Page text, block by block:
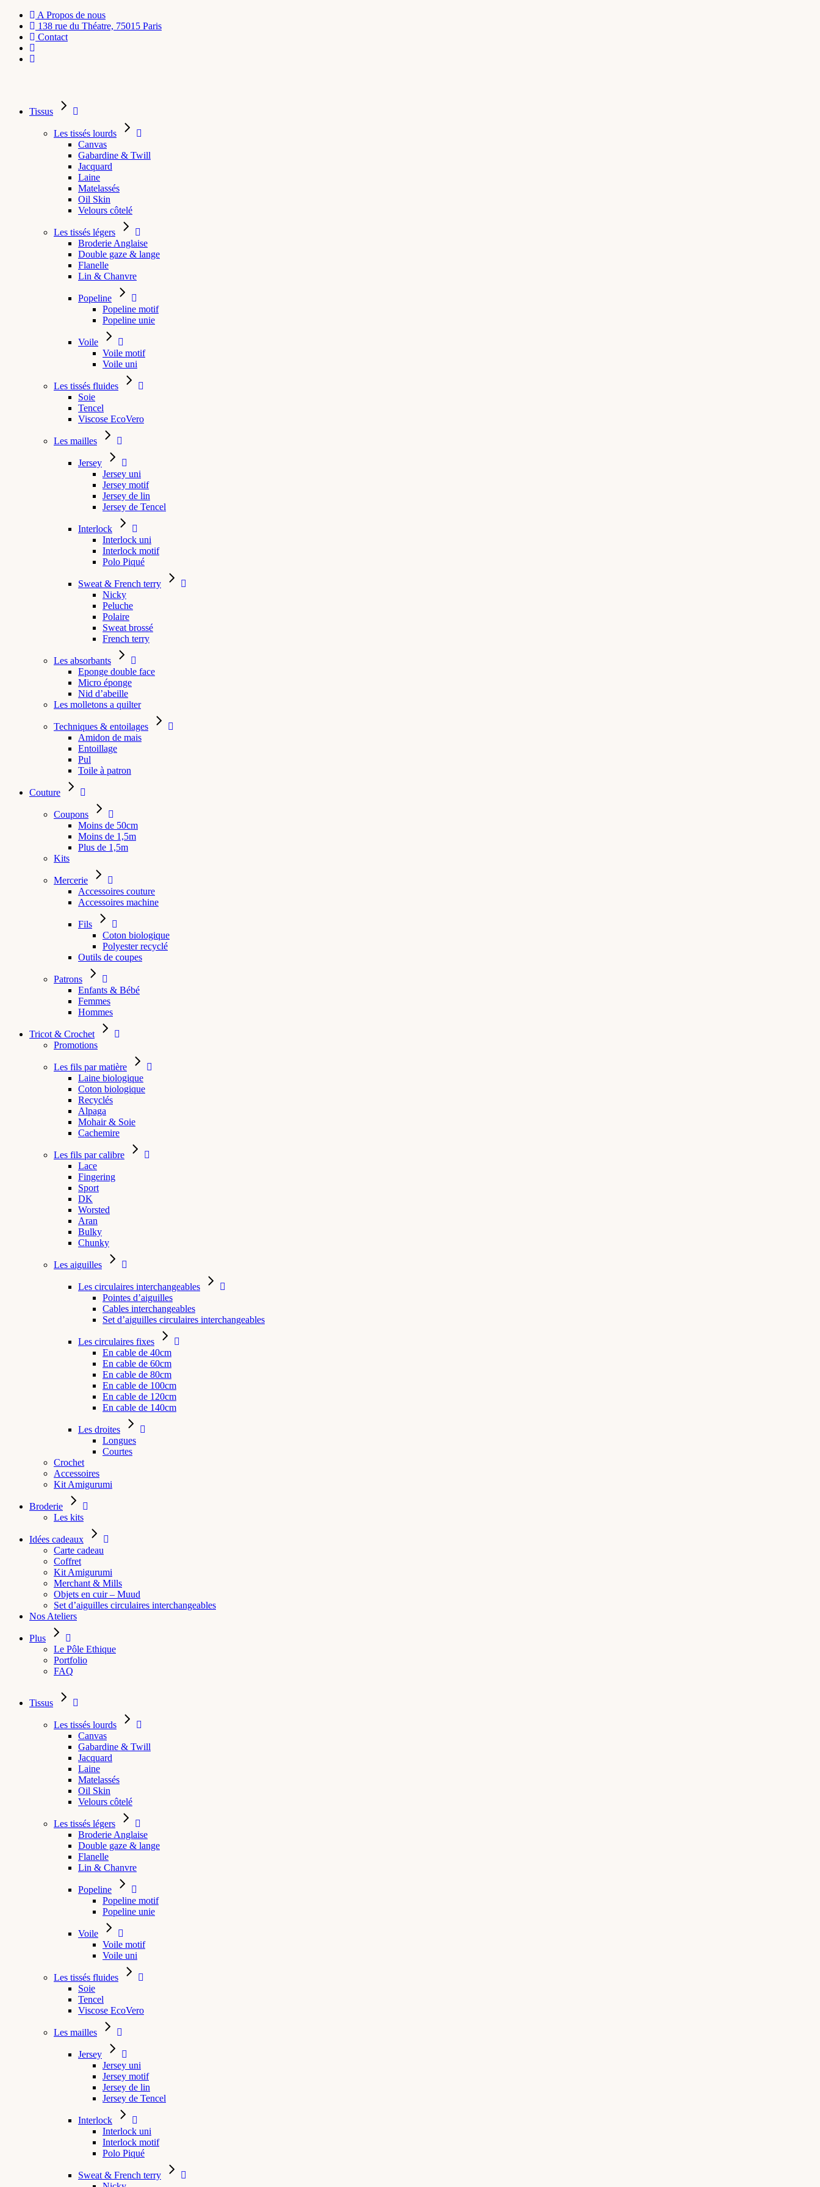
A Propos de nous
138 rue du Théatre, 75015 Paris
Contact
Tissus
Les tissés lourds
Canvas
Gabardine & Twill
Jacquard
Laine
Matelassés
Oil Skin
Velours côtelé
Les tissés légers
Broderie Anglaise
Double gaze & lange
Flanelle
Lin & Chanvre
Popeline
Popeline motif
Popeline unie
Voile
Voile motif
Voile uni
Les tissés fluides
Soie
Tencel
Viscose EcoVero
Les mailles
Jersey
Jersey uni
Jersey motif
Jersey de lin
Jersey de Tencel
Interlock
Interlock uni
Interlock motif
Polo Piqué
Sweat & French terry
Nicky
Peluche
Polaire
Sweat brossé
French terry
Les absorbants
Eponge double face
Micro éponge
Nid d’abeille
Les molletons a quilter
Techniques & entoilages
Amidon de mais
Entoillage
Pul
Toile à patron
Couture
Coupons
Moins de 50cm
Moins de 1,5m
Plus de 1,5m
Kits
Mercerie
Accessoires couture
Accessoires machine
Fils
Coton biologique
Polyester recyclé
Outils de coupes
Patrons
Enfants & Bébé
Femmes
Hommes
Tricot & Crochet
Promotions
Les fils par matière
Laine biologique
Coton biologique
Recyclés
Alpaga
Mohair & Soie
Cachemire
Les fils par calibre
Lace
Fingering
Sport
DK
Worsted
Aran
Bulky
Chunky
Les aiguilles
Les circulaires interchangeables
Pointes d’aiguilles
Cables interchangeables
Set d’aiguilles circulaires interchangeables
Les circulaires fixes
En cable de 40cm
En cable de 60cm
En cable de 80cm
En cable de 100cm
En cable de 120cm
En cable de 140cm
Les droites
Longues
Courtes
Crochet
Accessoires
Kit Amigurumi
Broderie
Les kits
Idées cadeaux
Carte cadeau
Coffret
Kit Amigurumi
Merchant & Mills
Objets en cuir – Muud
Set d’aiguilles circulaires interchangeables
Nos Ateliers
Plus
Le Pôle Ethique
Portfolio
FAQ
Tissus
Les tissés lourds
Canvas
Gabardine & Twill
Jacquard
Laine
Matelassés
Oil Skin
Velours côtelé
Les tissés légers
Broderie Anglaise
Double gaze & lange
Flanelle
Lin & Chanvre
Popeline
Popeline motif
Popeline unie
Voile
Voile motif
Voile uni
Les tissés fluides
Soie
Tencel
Viscose EcoVero
Les mailles
Jersey
Jersey uni
Jersey motif
Jersey de lin
Jersey de Tencel
Interlock
Interlock uni
Interlock motif
Polo Piqué
Sweat & French terry